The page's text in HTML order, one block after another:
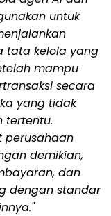
untuk
tata kelola yang
mampu
secara
yang tidak
tertentu.
perusahaan
demikian,
dan
dengan standar